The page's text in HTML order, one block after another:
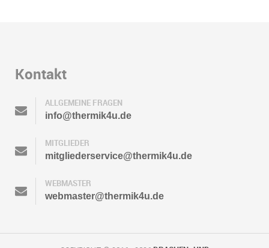
Kontakt
ALLGEMEINE FRAGEN
info@thermik4u.de
MITGLIEDER
mitgliederservice@thermik4u.de
WEBMASTER
webmaster@thermik4u.de